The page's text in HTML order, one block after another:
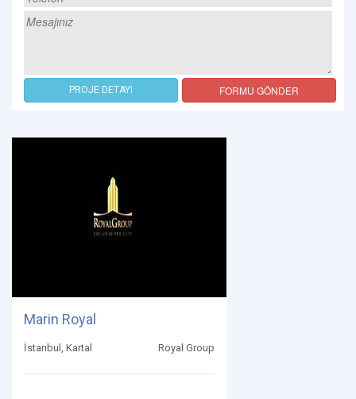
PROJE DETAYI FORMU GÖNDER
Marin Royal
İstanbul, Kartal Royal Group